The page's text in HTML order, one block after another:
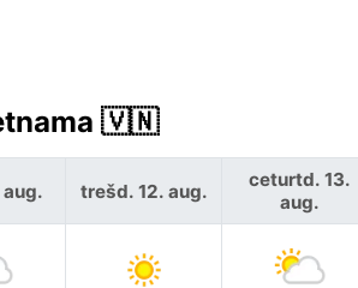
🇻🇳
aug. trešd. 12. aug.
ceturtd. 13.
aug.